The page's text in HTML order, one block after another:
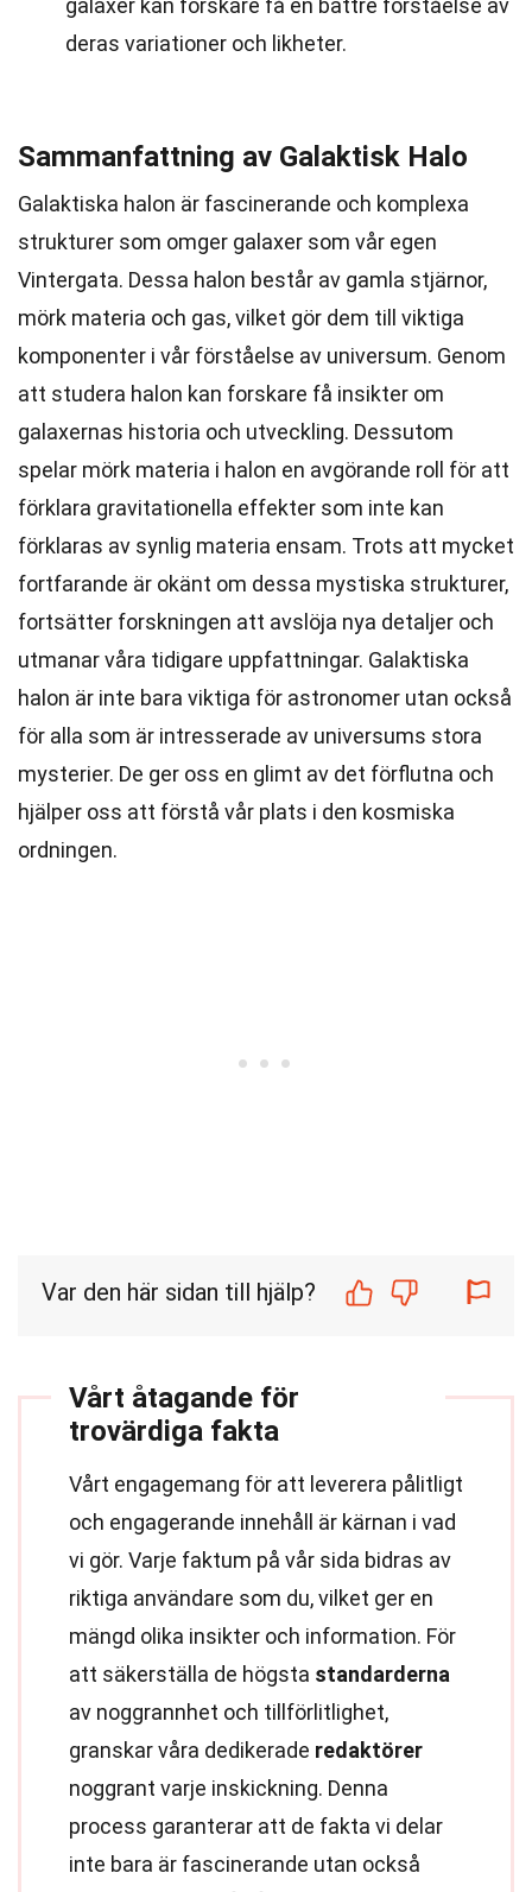
galaxer kan forskare få en bättre förståelse av
deras variationer och likheter.
Sammanfattning av Galaktisk Halo
Galaktiska halon är fascinerande och komplexa
strukturer som omger galaxer som vår egen
Vintergata. Dessa halon består av gamla stjärnor,
mörk materia och gas, vilket gör dem till viktiga
komponenter i vår förståelse av universum. Genom
att studera halon kan forskare få insikter om
galaxernas historia och utveckling. Dessutom
spelar mörk materia i halon en avgörande roll för att
förklara gravitationella effekter som inte kan
förklaras av synlig materia ensam. Trots att mycket
fortfarande är okänt om dessa mystiska strukturer,
fortsätter forskningen att avslöja nya detaljer och
utmanar våra tidigare uppfattningar. Galaktiska
halon är inte bara viktiga för astronomer utan också
för alla som är intresserade av universums stora
mysterier. De ger oss en glimt av det förflutna och
hjälper oss att förstå vår plats i den kosmiska
ordningen.
Var den här sidan till hjälp?
Vårt åtagande för
trovärdiga fakta
Vårt engagemang för att leverera pålitligt
och engagerande innehåll är kärnan i vad
vi gör. Varje faktum på vår sida bidras av
riktiga användare som du, vilket ger en
mängd olika insikter och information. För
att säkerställa de högsta standarderna
av noggrannhet och tillförlitlighet,
granskar våra dedikerade redaktörer
noggrant varje inskickning. Denna
process garanterar att de fakta vi delar
inte bara är fascinerande utan också